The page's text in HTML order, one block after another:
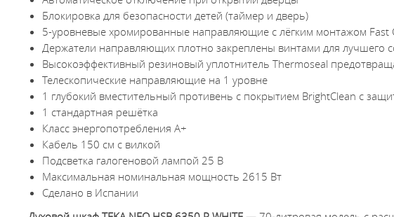
Блокировка для безопасности детей (таймер и дверь)
5-уровневые хромированные направляющие с лёгким монтажом Fast
Держатели направляющих плотно закреплены винтами для лучшего
Высокоэффективный резиновый уплотнитель Thermoseal
Телескопические направляющие на 1 уровне
1 глубокий вместительный противень с покрытием BrightClean с
1 стандартная решётка
Класс энергопотребления А+
Кабель 150 см с вилкой
Подсветка галогеновой лампой 25 В
Максимальная номинальная мощность 2615 Вт
Сделано в Испании